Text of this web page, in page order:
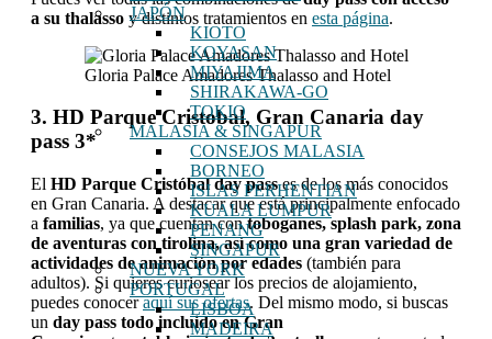
JAPÓN
KIOTO
KOYASAN
MIYAJIMA
SHIRAKAWA-GO
TOKIO
MALASIA & SINGAPUR
CONSEJOS MALASIA
BORNEO
ISLAS PERHENTIAN
KUALA LUMPUR
PENANG
SINGAPUR
NUEVA YORK
PORTUGAL
LISBOA
MADEIRA
a su thalasso y distintos tratamientos en esta página.
Gloria Palace Amadores Thalasso and Hotel
3. HD Parque Cristobal, Gran Canaria day
pass 3*
El HD Parque Cristóbal day passes de los más conocidos
en Gran Canaria. A destacar que está principalmente enfocado
a familias, ya que cuentan contoboganes, splash park, zona
de aventuras con tirolina, así como una gran variedad de
actividades de animación por edades (también para
adultos). Si quieres curiosear los precios de alojamiento,
puedes conoceraquí sus ofertas. Del mismo modo, si buscas
un day pass todo incluido en Gran